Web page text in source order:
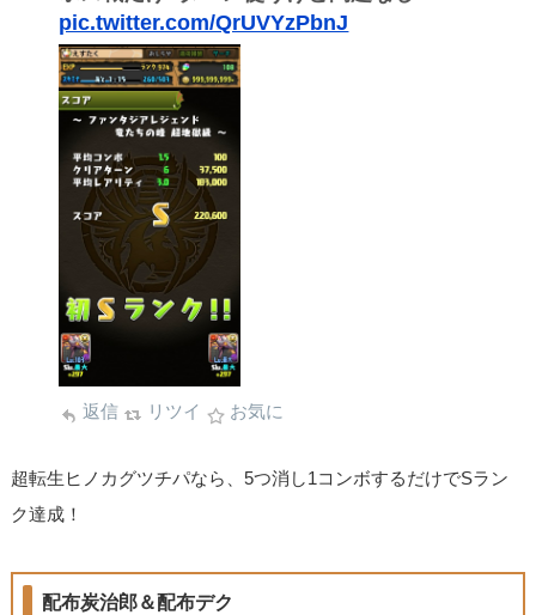
pic.twitter.com/QrUVYzPbnJ
返信 リツイ お気に
超転生ヒノカグツチパなら、5つ消し1コンボするだけでSラン
ク達成！
配布炭治郎＆配布デク